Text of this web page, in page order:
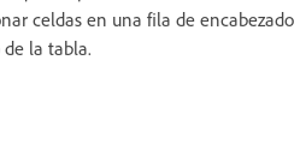
celdas en una fila de encabezado
la tabla.